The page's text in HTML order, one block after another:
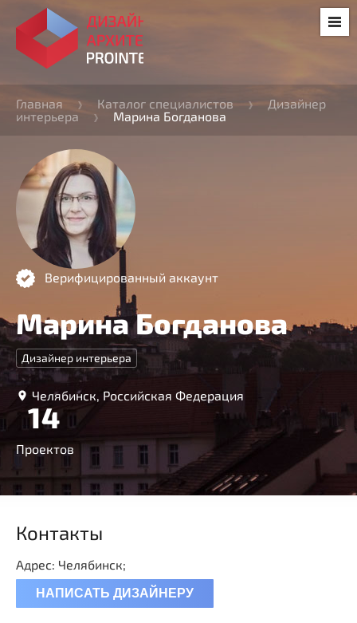
Главная Каталог специалистов
Дизайнер
интерьера
Марина Богданова
Верифицированный аккаунт
Марина Богданова
Дизайнер интерьера
Челябинск, Российская Федерация
14
Проектов
Контакты
Адрес: Челябинск;
НАПИСАТЬ ДИЗАЙНЕРУ